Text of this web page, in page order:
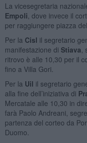
La vicesegretaria
Empoli , dove invece il
per raggiungere piazza
Per la Cisl il segretario
manifestazione di Stiava
ritrovo è alle 10,30 per il
fino a Villa Gori.
Per la Uil il segretario
alla fine dell’iniziativa di
Mercatale alle 10,30 in
farà Paolo Andreani,
partenza del corteo da
Duomo.